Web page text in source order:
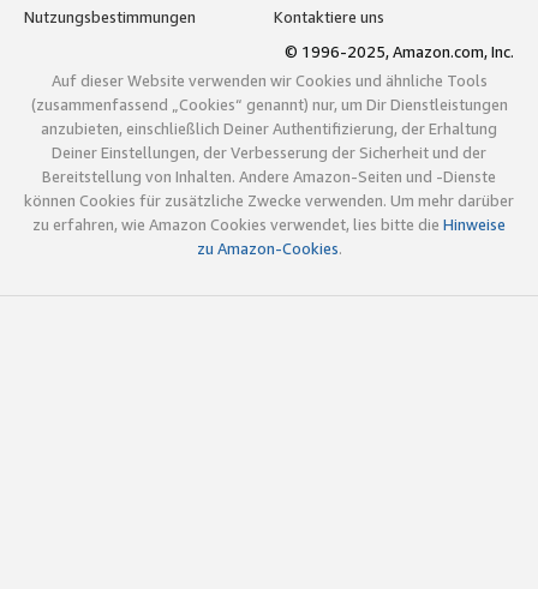
Nutzungsbestimmungen
Kontaktiere uns
© 1996-2025, Amazon.com, Inc.
Auf dieser Website verwenden wir Cookies und ähnliche Tools
(zusammenfassend „Cookies“ genannt) nur, um Dir Dienstleistungen
anzubieten, einschließlich Deiner Authentifizierung, der Erhaltung
Deiner Einstellungen, der Verbesserung der Sicherheit und der
Bereitstellung von Inhalten. Andere Amazon-Seiten und -Dienste
können Cookies für zusätzliche Zwecke verwenden. Um mehr darüber
zu erfahren, wie Amazon Cookies verwendet, lies bitte die Hinweise
zu Amazon-Cookies.